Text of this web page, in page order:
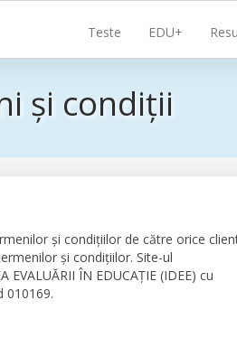
principală
Teste EDU+
și condiții
şi condiţiilor de către orice
şi condiţiilor. Site-ul
ÎN EDUCAȚIE (IDEE) cu
010169.